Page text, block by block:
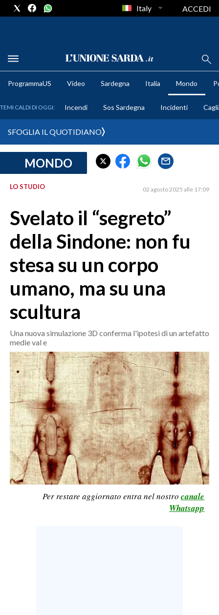
METEO
CRONACA SARDEGNA
MEDIO CAMPIDANO
ORISTANO E PROVINCIA
GALLURA
OGLIASTRA
AGENDA
CRONACA
ITALIA
MONDO
POLITICA
ECONOMIA
SERVIZI ALLE IMPRESE
LAVORO
BANDI
Italy ACCEDI
ProgrammaUS Video Sardegna Italia Mondo
TEMI CALDI DI OGGI: Incendi Sos Sardegna Incidenti
SFOGLIA IL QUOTIDIANO
MONDO
LO STUDIO 02 agosto 2025 alle 17:09
Svelato il “segreto”
della Sindone: non fu
stesa su un corpo
umano, ma su una
scultura
Una nuova simulazione 3D conferma l'ipotesi di un artefatto
medie val e
Per restare aggiornato entra nel nostro canale
Whatsapp